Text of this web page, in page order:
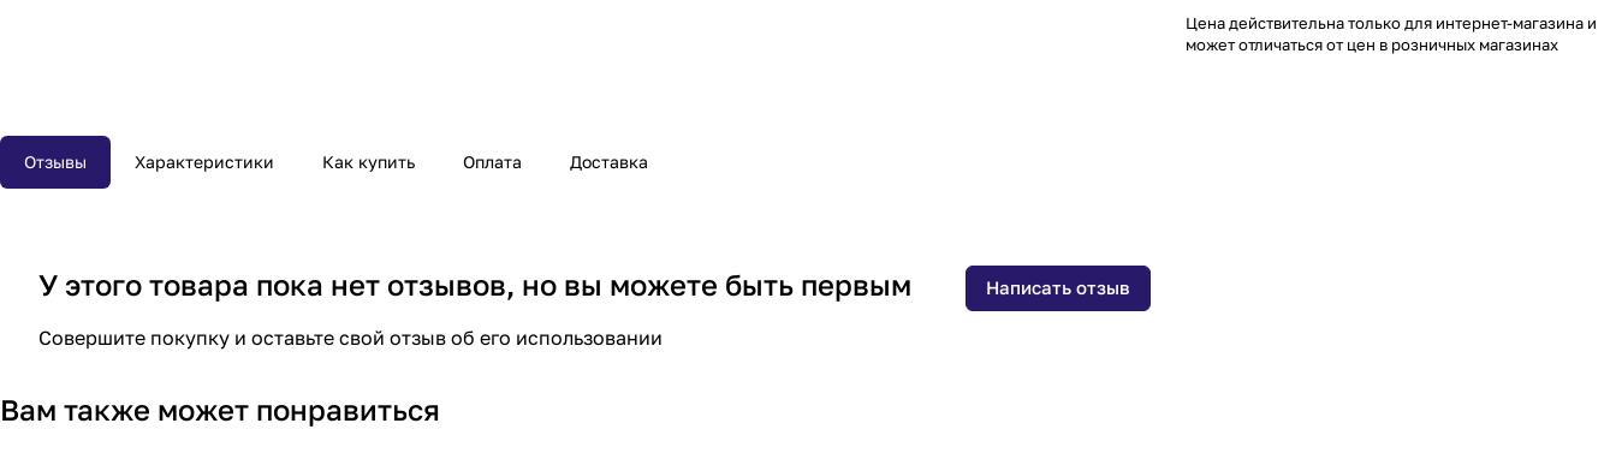
Цена действительна только для интернет-магазина и
может отличаться от цен в розничных магазинах
Отзывы Характеристики Как купить Оплата Доставка
У этого товара пока нет отзывов, но вы можете быть первым
Совершите покупку и оставьте свой отзыв об его использовании
Написать отзыв
Вам также может понравиться